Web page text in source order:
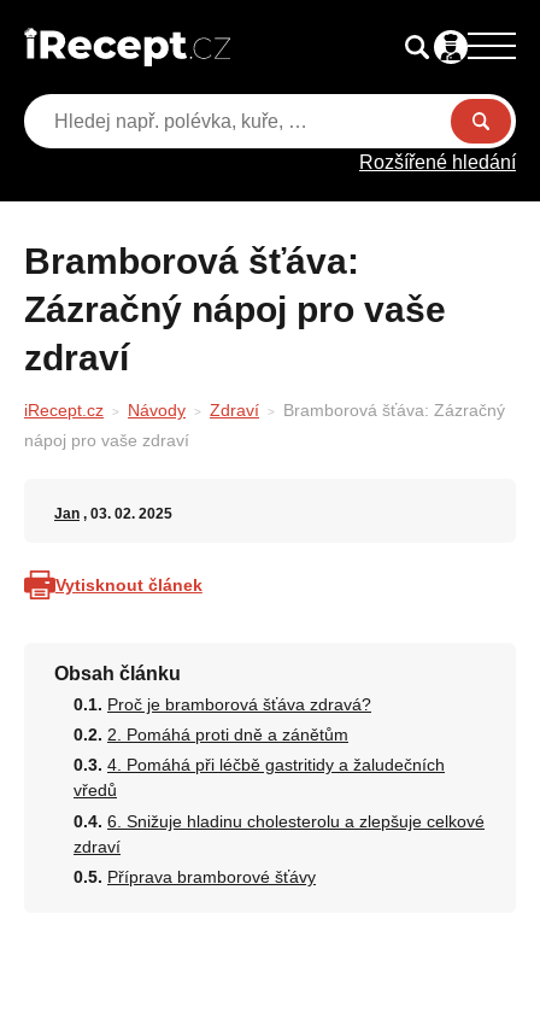
Rozšířené hledání
Bramborová šťáva:
Zázračný nápoj pro vaše
zdraví
iRecept.cz Návody Zdraví
Bramborová šťáva: Zázračný
nápoj pro vaše zdraví
Jan , 03. 02. 2025
Vytisknout článek
Obsah článku
Proč je bramborová šťáva zdravá?
2. Pomáhá proti dně a zánětům
4. Pomáhá při léčbě gastritidy a žaludečních
vředů
6. Snižuje hladinu cholesterolu a zlepšuje celkové
zdraví
Příprava bramborové šťávy